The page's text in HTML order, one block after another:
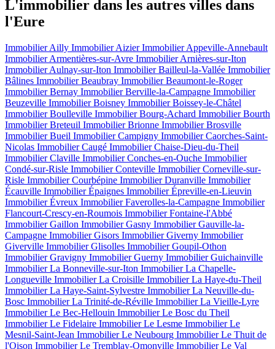
L'immobilier dans les autres villes dans
l'Eure
Immobilier Ailly Immobilier AizierImmobilier Appeville-Annebault
Immobilier Armentières-sur-Avre Immobilier Arnières-sur-Iton
Immobilier Aulnay-sur-Iton Immobilier Bailleul-la-Vallée Immobilier
Bâlines Immobilier Beaubray Immobilier Beaumont-le-Roger
Immobilier Bernay Immobilier Berville-la-Campagne Immobilier
Beuzeville Immobilier Boisney Immobilier Boissey-le-Châtel
Immobilier Boulleville Immobilier Bourg-Achard Immobilier Bourth
Immobilier Breteuil Immobilier Brionne Immobilier Brosville
Immobilier Bueil Immobilier Campigny Immobilier Caorches-Saint-
Nicolas Immobilier Caugé Immobilier Chaise-Dieu-du-Theil
Immobilier Claville Immobilier Conches-en-Ouche Immobilier
Condé-sur-Risle Immobilier Conteville Immobilier Corneville-sur-
Risle Immobilier Courbépine Immobilier Duranville Immobilier
Écauville Immobilier Épaignes Immobilier Épreville-en-Lieuvin
Immobilier Évreux Immobilier Faverolles-la-Campagne Immobilier
Flancourt-Crescy-en-Roumois Immobilier Fontaine-l'Abbé
Immobilier Gaillon Immobilier Gasny Immobilier Gauville-la-
Campagne Immobilier Gisors Immobilier Giverny Immobilier
Giverville Immobilier Glisolles Immobilier Goupil-Othon
Immobilier Gravigny Immobilier Guerny Immobilier Guichainville
Immobilier La Bonneville-sur-Iton Immobilier La Chapelle-
Longueville Immobilier La Croisille Immobilier La Haye-du-Theil
Immobilier La Haye-Saint-Sylvestre Immobilier La Neuville-du-
Bosc Immobilier La Trinité-de-Réville Immobilier La Vieille-Lyre
Immobilier Le Bec-Hellouin Immobilier Le Bosc du Theil
Immobilier Le Fidelaire Immobilier Le Lesme Immobilier Le
Mesnil-Saint-Jean Immobilier Le Neubourg Immobilier Le Thuit de
l'Oison Immobilier Le Tremblay-Omonville Immobilier Le Val